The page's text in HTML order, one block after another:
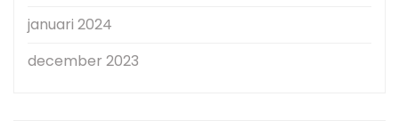
januari 2024
december 2023